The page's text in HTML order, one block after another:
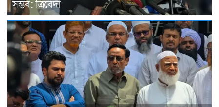
সম্ভব: ত্রিবেদী